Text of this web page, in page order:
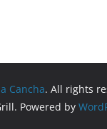
Cancha. All rights
Powered by